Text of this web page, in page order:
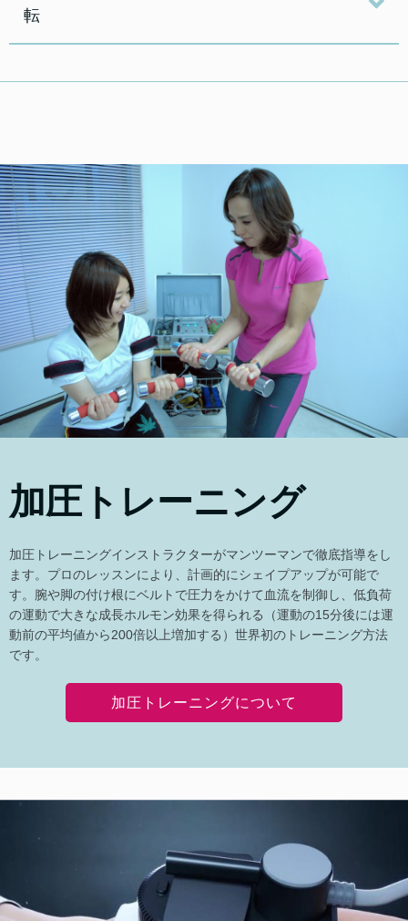
転
加圧トレーニング
加圧トレーニングインストラクターがマンツーマンで徹底指導をし
ます。プロのレッスンにより、計画的にシェイプアップが可能で
す。腕や脚の付け根にベルトで圧力をかけて血流を制御し、低負荷
の運動で大きな成長ホルモン効果を得られる（運動の15分後には運
動前の平均値から200倍以上増加する）世界初のトレーニング方法
です。
加圧トレーニングについて